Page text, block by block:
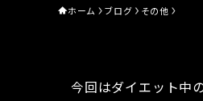
ホーム ブログ その他
今回はダイエット中